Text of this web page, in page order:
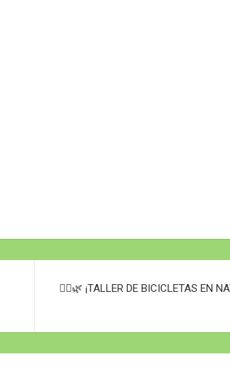
🚴‍♂️🌿 ¡TALLER DE BICICLETAS EN